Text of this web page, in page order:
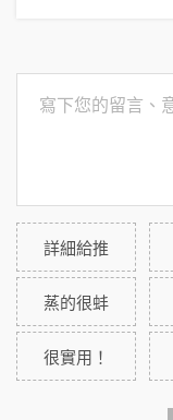
詳細給推
蒸的很蚌
很實用！